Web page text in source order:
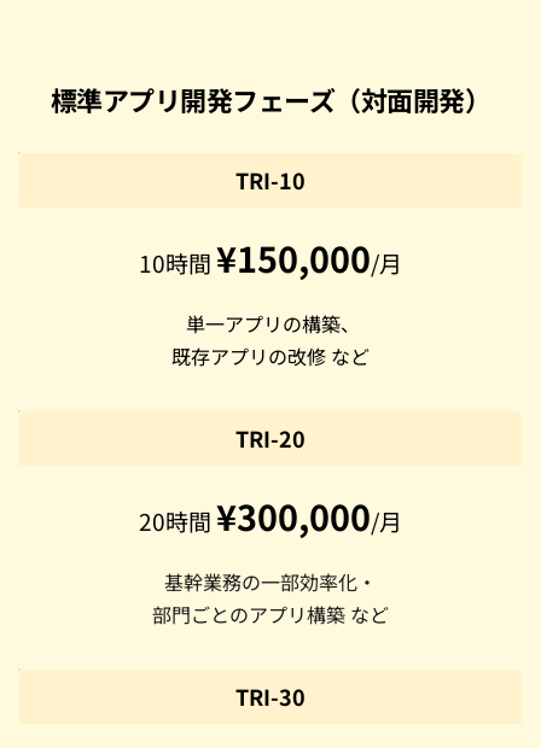
標準アプリ開発フェーズ（対面開発）
TRI-10
10時間 ¥150,000/月
単一アプリの構築、
既存アプリの改修 など
TRI-20
20時間 ¥300,000/月
基幹業務の一部効率化・
部門ごとのアプリ構築 など
TRI-30